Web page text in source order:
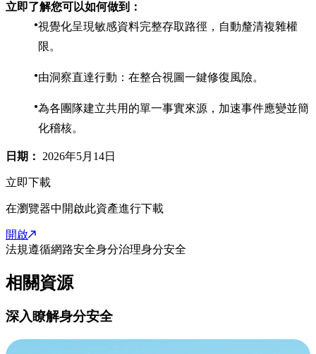
立即了解您可以如何做到：
視覺化呈現敏感資料完整存取路徑，自動釐清複雜權
限。
由洞察直達行動：在整合視圖一鍵修復風險。
為各團隊建立共用的單一事實來源，加速事件應變並簡
化稽核。
日期： 2026年5月14日
立即下載
在瀏覽器中開啟此資產進行下載
開啟
法規遵循網路安全身分治理身分安全
相關資源
深入瞭解身分安全